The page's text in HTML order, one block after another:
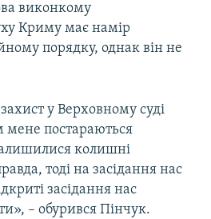
виконкому
Криму має намір
порядку, однак він не
у Верховному суді
мене постараються
колишні
тоді на засідання нас
засідання нас
– обурився Пінчук.